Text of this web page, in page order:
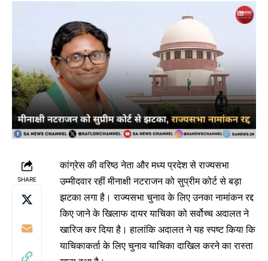
SHARE
कांग्रेस की वरिष्ठ नेता और मध्य प्रदेश से राज्यसभा
उम्मीदवार रहीं मीनाक्षी नटराजन को सुप्रीम कोर्ट से बड़ा
झटका लगा है। राज्यसभा चुनाव के लिए उनका नामांकन रद्द
किए जाने के खिलाफ दायर याचिका को सर्वोच्च अदालत ने
खारिज कर दिया है। हालांकि अदालत ने यह स्पष्ट किया कि
याचिकाकर्ता के लिए चुनाव याचिका दाखिल करने का रास्ता